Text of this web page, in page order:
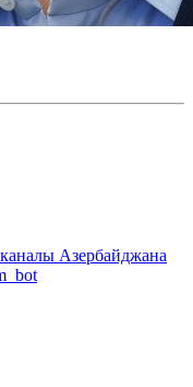
Азербайджана